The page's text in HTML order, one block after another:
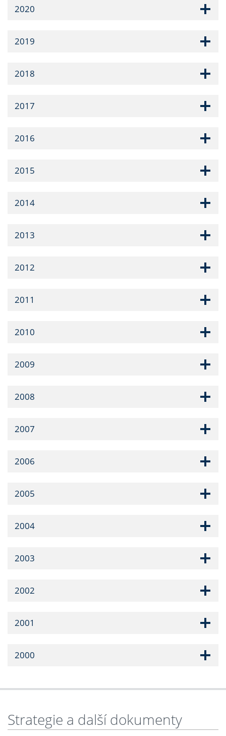
2020
2019
2018
2017
2016
2015
2014
2013
2012
2011
2010
2009
2008
2007
2006
2005
2004
2003
2002
2001
2000
Strategie a další dokumenty